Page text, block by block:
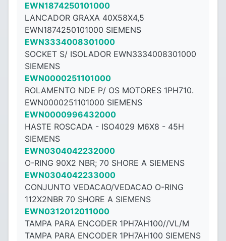
EWN1874250101000
LANCADOR GRAXA 40X58X4,5
EWN1874250101000 SIEMENS
EWN3334008301000
SOCKET S/ ISOLADOR EWN3334008301000
SIEMENS
EWN0000251101000
ROLAMENTO NDE P/ OS MOTORES 1PH710.
EWN0000251101000 SIEMENS
EWN0000996432000
HASTE ROSCADA - ISO4029 M6X8 - ​​45H
SIEMENS
EWN0304042232000
O-RING 90X2 NBR; 70 SHORE A SIEMENS
EWN0304042233000
CONJUNTO VEDACAO/VEDACAO O-RING
112X2NBR 70 SHORE A SIEMENS
EWN0312012011000
TAMPA PARA ENCODER 1PH7AH100//VL/M
TAMPA PARA ENCODER 1PH7AH100 SIEMENS